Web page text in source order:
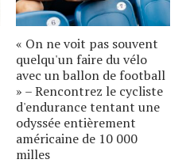
« On ne voit pas souvent
quelqu'un faire du vélo
avec un ballon de football
» – Rencontrez le cycliste
d'endurance tentant une
odyssée entièrement
américaine de 10 000
milles